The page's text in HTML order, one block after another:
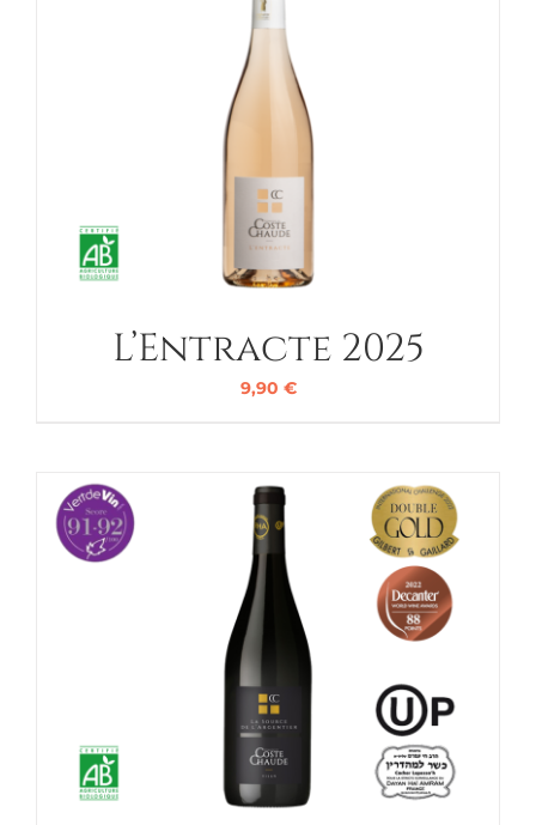
L’Entracte 2025
9,90 €